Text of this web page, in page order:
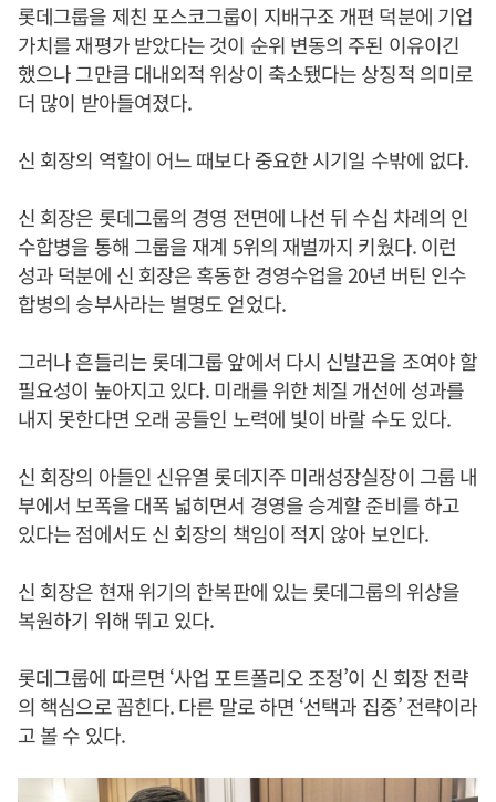
롯데그룹을 제친 포스코그룹이 지배구조 개편 덕분에 기업
가치를 재평가 받았다는 것이 순위 변동의 주된 이유이긴
했으나 그만큼 대내외적 위상이 축소됐다는 상징적 의미로
더 많이 받아들여졌다.
신 회장의 역할이 어느 때보다 중요한 시기일 수밖에 없다.
신 회장은 롯데그룹의 경영 전면에 나선 뒤 수십 차례의 인
수합병을 통해 그룹을 재계 5위의 재벌까지 키웠다. 이런
성과 덕분에 신 회장은 혹동한 경영수업을 20년 버틴 인수
합병의 승부사라는 별명도 얻었다.
그러나 흔들리는 롯데그룹 앞에서 다시 신발끈을 조여야 할
필요성이 높아지고 있다. 미래를 위한 체질 개선에 성과를
내지 못한다면 오래 공들인 노력에 빛이 바랄 수도 있다.
신 회장의 아들인 신유열 롯데지주 미래성장실장이 그룹 내
부에서 보폭을 대폭 넓히면서 경영을 승계할 준비를 하고
있다는 점에서도 신 회장의 책임이 적지 않아 보인다.
신 회장은 현재 위기의 한복판에 있는 롯데그룹의 위상을
복원하기 위해 뛰고 있다.
롯데그룹에 따르면 ‘사업 포트폴리오 조정’이 신 회장 전략
의 핵심으로 꼽힌다. 다른 말로 하면 ‘선택과 집중’ 전략이라
고 볼 수 있다.